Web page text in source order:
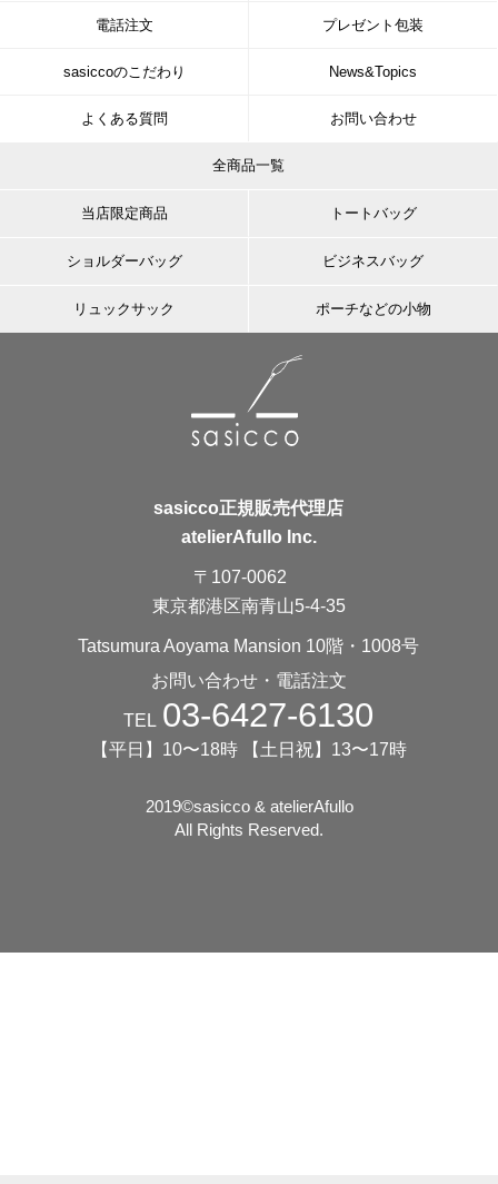
電話注文 プレゼント包装
sasiccoのこだわり News&Topics
よくある質問 お問い合わせ
全商品一覧
当店限定商品 トートバッグ
ショルダーバッグ ビジネスバッグ
リュックサック ポーチなどの小物
sasicco正規販売代理店
atelierAfullo Inc.
〒107-0062
東京都港区南青山5-4-35
Tatsumura Aoyama Mansion 10階・1008号
お問い合わせ・電話注文
TEL 03-6427-6130
【平日】10〜18時 【土日祝】13〜17時
2019©️sasicco & atelierAfullo
All Rights Reserved.